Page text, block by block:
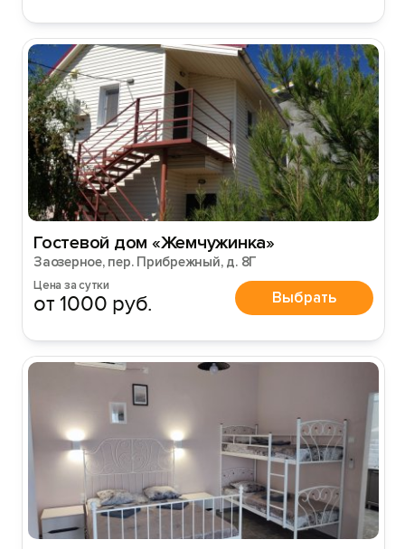
Гостевой дом «Жемчужинка»
Заозерное, пер. Прибрежный, д. 8Г
Цена за сутки
от 1000 руб. Выбрать